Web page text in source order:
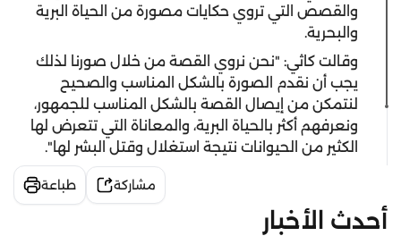
والقصص التي تروي حكايات مصورة من الحياة البرية
والبحرية.
وقالت كاثي: "نحن نروي القصة من خلال صورنا لذلك
يجب أن نقدم الصورة بالشكل المناسب والصحيح
لنتمكن من إيصال القصة بالشكل المناسب للجمهور،
ونعرفهم أكثر بالحياة البرية، والمعاناة التي تتعرض لها
الكثير من الحيوانات نتيجة استغلال وقتل البشر لها".
مشاركة طباعة
أحدث الأخبار